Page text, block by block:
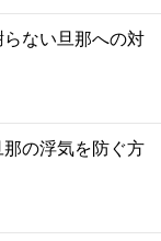
ない旦那への対
の浮気を防ぐ方